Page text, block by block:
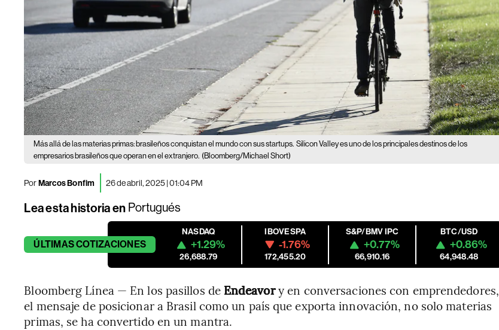
Más allá de las materias primas: brasileños conquistan el mundo con sus startups. Silicon Valley es uno de los principales destinos de los
empresarios brasileños que operan en el extranjero. (Bloomberg/Michael Short)
PorMarcos Bonfim 26 de abril, 2025 | 01:04 PM
Lea esta historia en Portugués
ÚLTIMASCOTIZACIONES
NASDAQ
+1.29%
26,688.79
IBOVESPA
-1.76%
172,455.20
S&P/BMV IPC
+0.77%
66,910.16
BTC/USD
+0.86%
64,948.48
Bloomberg Línea — En los pasillos de Endeavory en conversaciones con emprendedores,
el mensaje de posicionar a Brasil como un país que exporta innovación, no solo materias
primas, se ha convertido en un mantra.